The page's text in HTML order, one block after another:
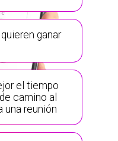
ganar
el tiempo
camino al
una reunión